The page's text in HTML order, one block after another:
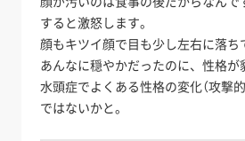
すると激怒します。
顔もキツイ顔で目も少し左右に落ち
あんなに穏やかだったのに、性格が
水頭症でよくある性格の変化（攻撃
ではないかと。